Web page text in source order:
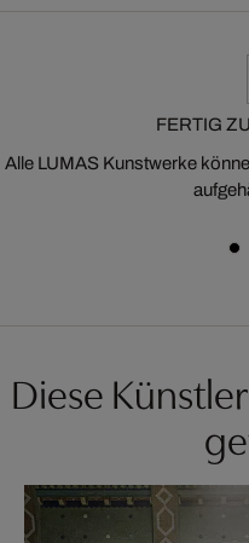
FERTIG
Alle LUMAS Kunstwerke
Diese